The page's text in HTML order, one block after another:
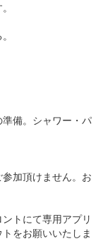
備。シャワー・パ
加頂けません。お
トにて専用アプリ
をお願いいたしま